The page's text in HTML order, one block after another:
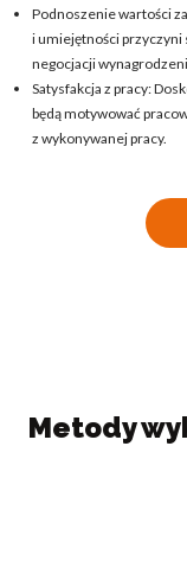
Podnoszenie wartości
i umiejętności przyczyni
negocjacji
Satysfakcja z pracy:
będą motywować
z wykonywanej pracy.
Metody